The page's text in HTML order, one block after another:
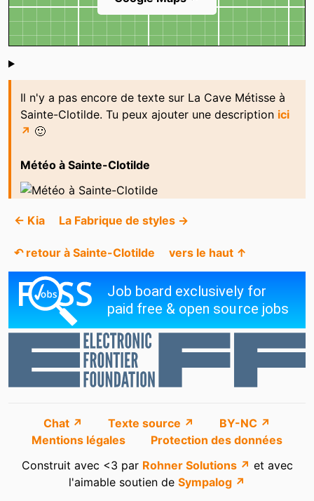
Shoutbox
Il n'y a pas encore de texte sur La Cave Métisse à
Sainte-Clotilde. Tu peux ajouter une description ici
↗ 🙂
Météo à Sainte-Clotilde
← Kia La Fabrique de styles →
↶ retour à Sainte-Clotilde vers le haut ↑
Chat ↗ Texte source ↗
BY-NC ↗
Mentions légales
Protection des données
Construit avec <3 par Rohner Solutions ↗ et avec
l'aimable soutien de Sympalog ↗